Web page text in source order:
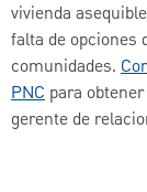
vivienda
falta de opciones
comunidades.
PNC para
gerente de